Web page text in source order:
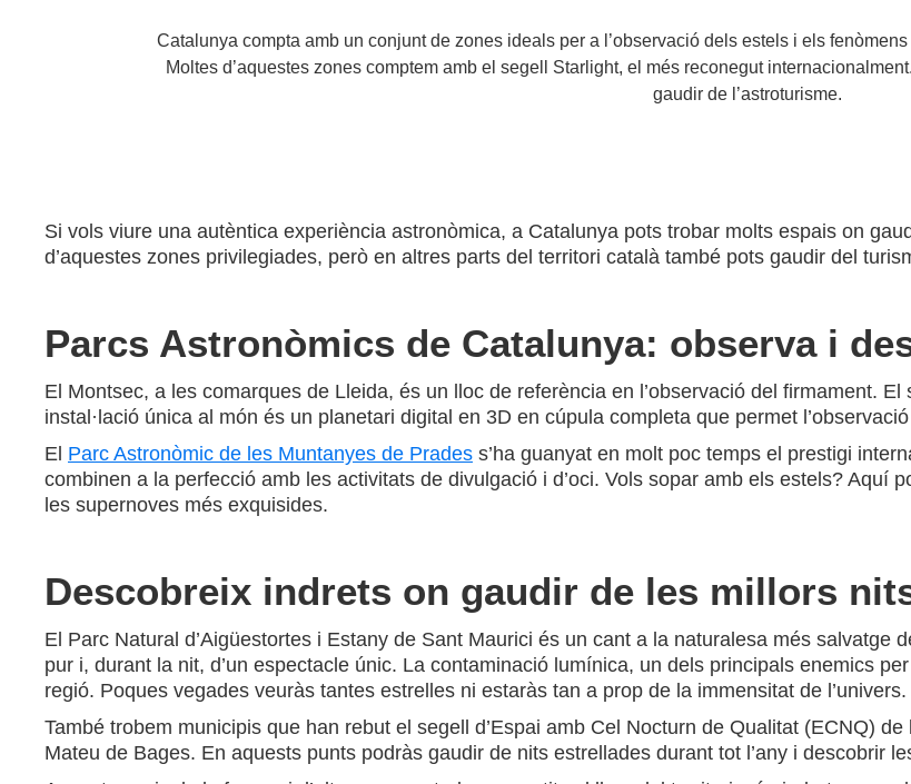
Catalunya compta amb un conjunt de zones ideals per a l’observació dels estels i els
Moltes d’aquestes zones comptem amb el segell Starlight, el més reconegut
gaudir de l’astroturisme.
Si vols viure una autèntica experiència astronòmica, a Catalunya pots trobar molts espais on
d’aquestes zones privilegiades, però en altres parts del territori català també pots gaudir del
Parcs Astronòmics de Catalunya: observa i
El Montsec, a les comarques de Lleida, és un lloc de referència en l’observació del firmament. El
instal·lació única al món és un planetari digital en 3D en cúpula completa que permet
El Parc Astronòmic de les Muntanyes de Prades s’ha guanyat en molt poc temps el prestigi
combinen a la perfecció amb les activitats de divulgació i d’oci. Vols sopar amb els estels? Aquí
les supernoves més exquisides.
Descobreix indrets on gaudir de les millors
El Parc Natural d’Aigüestortes i Estany de Sant Maurici és un cant a la naturalesa més salvatge
pur i, durant la nit, d’un espectacle únic. La contaminació lumínica, un dels principals enemics
regió. Poques vegades veuràs tantes estrelles ni estaràs tan a prop de la immensitat de l’univers.
També trobem municipis que han rebut el segell d’Espai amb Cel Nocturn de Qualitat (ECNQ)
Mateu de Bages. En aquests punts podràs gaudir de nits estrellades durant tot l’any i descobrir